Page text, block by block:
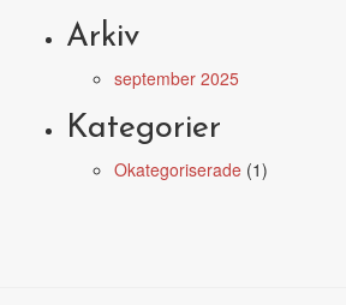
Arkiv
september 2025
Kategorier
Okategoriserade (1)